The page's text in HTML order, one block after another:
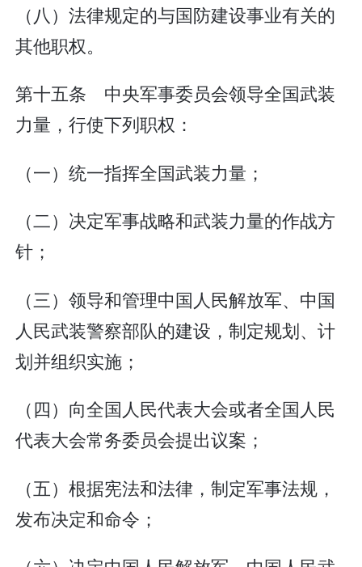
（八）法律规定的与国防建设事业有关的
其他职权。
第十五条 中央军事委员会领导全国武装
力量，行使下列职权：
（一）统一指挥全国武装力量；
（二）决定军事战略和武装力量的作战方
针；
（三）领导和管理中国人民解放军、中国
人民武装警察部队的建设，制定规划、计
划并组织实施；
（四）向全国人民代表大会或者全国人民
代表大会常务委员会提出议案；
（五）根据宪法和法律，制定军事法规，
发布决定和命令；